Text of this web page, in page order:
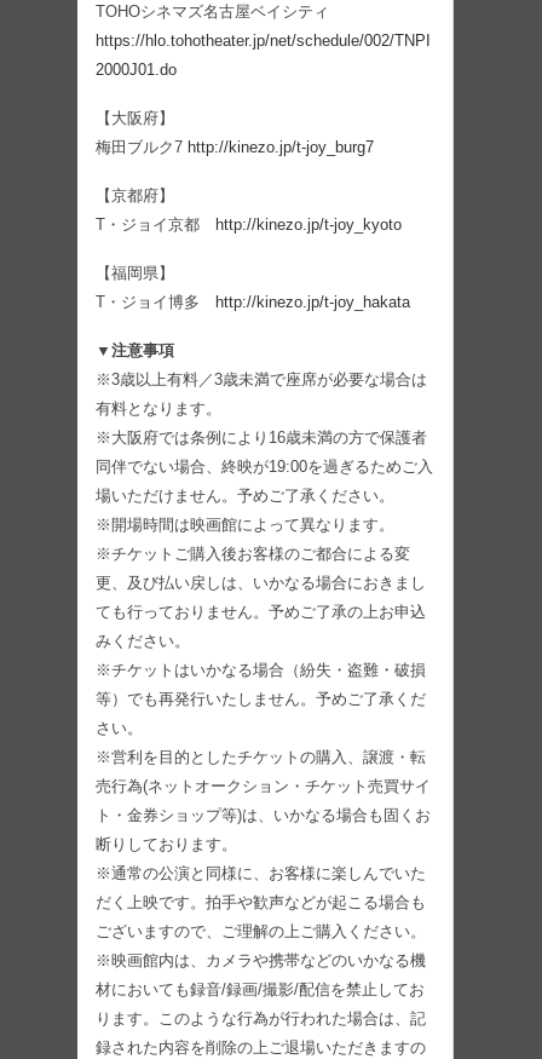
TOHOシネマズ名古屋ベイシティ
https://hlo.tohotheater.jp/net/schedule/002/TNPI
2000J01.do
【大阪府】
梅田ブルク7 http://kinezo.jp/t-joy_burg7
【京都府】
T・ジョイ京都 http://kinezo.jp/t-joy_kyoto
【福岡県】
T・ジョイ博多 http://kinezo.jp/t-joy_hakata
▼注意事項
※3歳以上有料／3歳未満で座席が必要な場合は
有料となります。
※大阪府では条例により16歳未満の方で保護者
同伴でない場合、終映が19:00を過ぎるためご入
場いただけません。予めご了承ください。
※開場時間は映画館によって異なります。
※チケットご購入後お客様のご都合による変
更、及び払い戻しは、いかなる場合におきまし
ても行っておりません。予めご了承の上お申込
みください。
※チケットはいかなる場合（紛失・盗難・破損
等）でも再発行いたしません。予めご了承くだ
さい。
※営利を目的としたチケットの購入、譲渡・転
売行為(ネットオークション・チケット売買サイ
ト・金券ショップ等)は、いかなる場合も固くお
断りしております。
※通常の公演と同様に、お客様に楽しんでいた
だく上映です。拍手や歓声などが起こる場合も
ございますので、ご理解の上ご購入ください。
※映画館内は、カメラや携帯などのいかなる機
材においても録音/録画/撮影/配信を禁止してお
ります。このような行為が行われた場合は、記
録された内容を削除の上ご退場いただきますの